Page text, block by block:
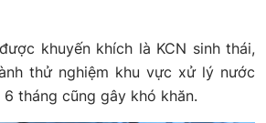
khuyến khích là KCN sinh thái,
thử nghiệm khu vực xử lý nước
tháng cũng gây khó khăn.